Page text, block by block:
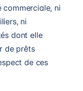
ni
ni
dont elle
de prêts
de ces